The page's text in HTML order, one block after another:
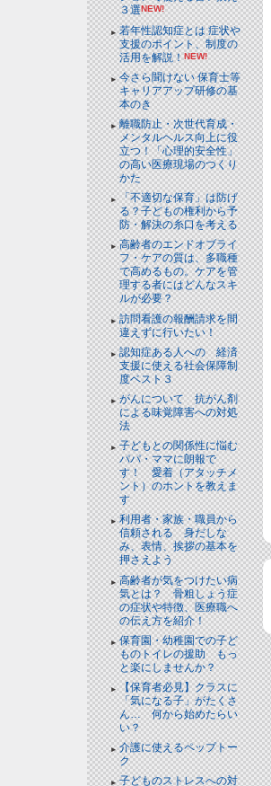
３選NEW!
若年性認知症とは 症状や
支援のポイント、制度の
活用を解説！NEW!
今さら聞けない 保育士等
キャリアアップ研修の基
本のき
離職防止・次世代育成・
メンタルヘルス向上に役
立つ！「心理的安全性」
の高い医療現場のつくり
かた
「不適切な保育」は防げ
る？子どもの権利から予
防・解決の糸口を考える
高齢者のエンドオブライ
フ・ケアの質は、多職種
で高めるもの。ケアを管
理する者にはどんなスキ
ルが必要？
訪問看護の報酬請求を間
違えずに行いたい！
認知症ある人への 経済
支援に使える社会保障制
度ベスト３
がんについて 抗がん剤
による味覚障害への対処
法
子どもとの関係性に悩む
パパ・ママに朗報で
す！ 愛着（アタッチメ
ント）のホントを教えま
す
利用者・家族・職員から
信頼される 身だしな
み、表情、挨拶の基本を
押さえよう
高齢者が気をつけたい病
気とは？ 骨粗しょう症
の症状や特徴、医療職へ
の伝え方を紹介！
保育園・幼稚園での子ど
ものトイレの援助 もっ
と楽にしませんか？
【保育者必見】クラスに
「気になる子」がたくさ
ん… 何から始めたらい
い？
介護に使えるペップトー
ク
子どものストレスへの対